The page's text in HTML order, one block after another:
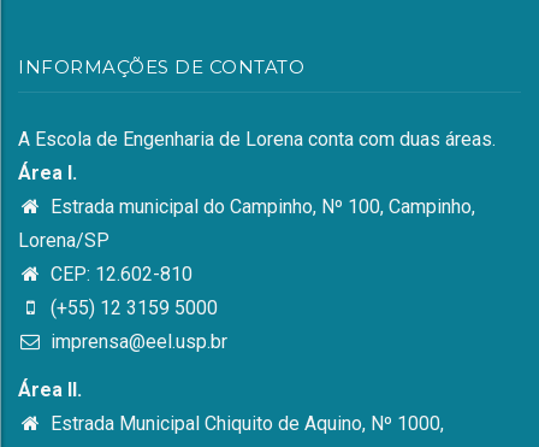
INFORMAÇÕES DE CONTATO
A Escola de Engenharia de Lorena conta com duas áreas.
Área I.
Estrada municipal do Campinho, Nº 100, Campinho,
Lorena/SP
CEP: 12.602-810
(+55) 12 3159 5000
imprensa@eel.usp.br
Área II.
Estrada Municipal Chiquito de Aquino, Nº 1000,